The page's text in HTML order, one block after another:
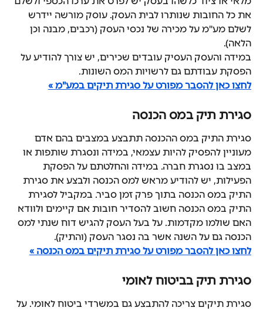
את כל החובות שנותרו לבית העסק. עוסק מורשה יידרש
לשלם מע"מ על מכירה של נכסי העסק (רכבים, מבנה וכן
הלאה).
במידה והעסק העסיק עובדים שכירים, יש צורך להודיע על
הפסקת עבודתם גם לרשויות המס השונות.
לחצו כאן להסבר מפורט על סגירת תיקים במע"מ »
סגירת תיק במס הכנסה
סגירת התיק במס ההכנסה תתבצע במצבים בהם אדם
מעוניין להפסיק להיות עצמאי, במידה ונסגרת שותפות או
במצב בו נסגרת חברה. במידה והחלטתם על הפסקת
הפעילות, יש להודיע מראש למס הכנסה ולבצע את סגירת
התיק במס הכנסה בתוך פרק זמן סביר. במקביל לסגירת
התיק במס הכנסה חשוב להסדיר חובות אם קיימים ולוודא
האם שולמו מקדמות. על בעל העסק להגיש דוח שנתי למס
הכנסה גם על השנה אשר בה נסגר העסק (והתיק).
לחצו כאן להסבר מפורט על סגירת תיקים במס הכנסה »
סגירת תיק בביטוח לאומי
סגירת תיקים צריכה להתבצע גם במשרדי ביטוח לאומי. על